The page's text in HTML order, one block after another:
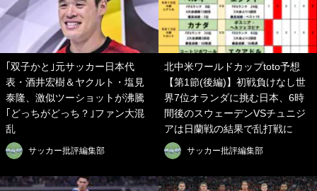
｢双子かと｣元サッカー日本代
表・酒井宏樹＆ヤクルト・塩見
泰隆、激似ツーショットが沸騰
｢どっちがどっち？｣ファン大混
乱
サッカー批評編集部
北中米ワールドカップtoto予想
【第1節(後編)】初戦負けなし世
界7位オランダに挑む日本、6時
間後のスウェーデンVSチュニジ
アは日蘭戦の結果で乱打戦に
サッカー批評編集部